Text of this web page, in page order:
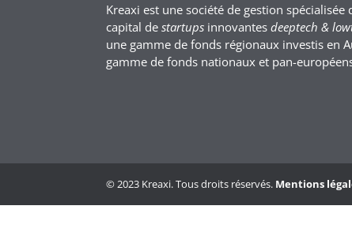
Kreaxi est une société de gestion spécialisée
capital destartups innovantesdeeptech &
une gamme de fonds régionaux investis en
gamme de fonds nationaux et pan-
© 2023 Kreaxi. Tous droits réservés. Mentions